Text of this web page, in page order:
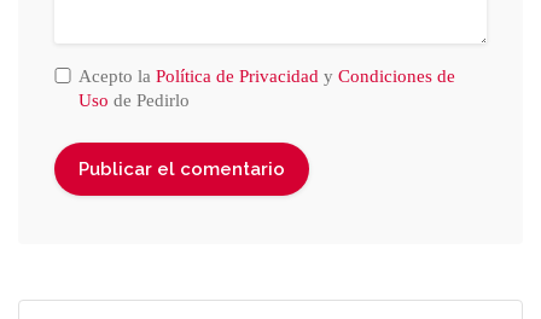
Acepto la Política de Privacidad y Condiciones de
Uso de Pedirlo